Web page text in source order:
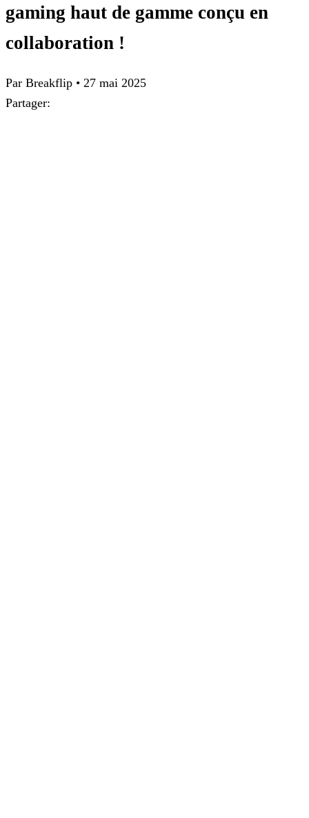
gaming haut de gamme conçu en
collaboration !
Par Breakflip • 27 mai 2025
Partager: